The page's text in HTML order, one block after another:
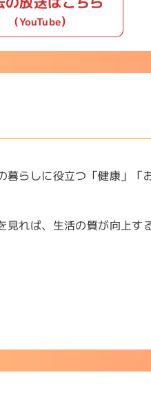
（YouTube）
暮らしに役立つ「健康」「
見れば、生活の質が向上す